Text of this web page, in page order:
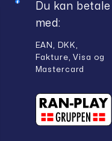
Du kan betale
med:
EAN, DKK,
Fakture, Visa og
Mastercard